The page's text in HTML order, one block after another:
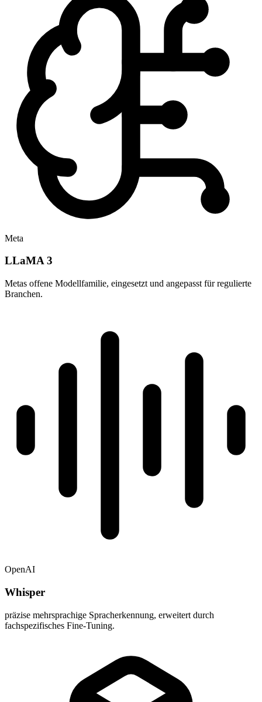
Meta
LLaMA 3
Metas offene Modellfamilie, eingesetzt und angepasst für regulierte
Branchen.
OpenAI
Whisper
präzise mehrsprachige Spracherkennung, erweitert durch
fachspezifisches Fine-Tuning.